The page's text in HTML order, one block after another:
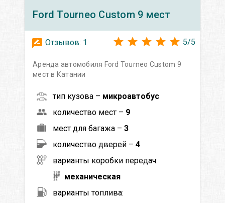
Ford Tourneo Custom 9 мест
Отзывов: 1 5/5
Аренда автомобиля Ford Tourneo Custom 9
мест в Катании
тип кузова – микроавтобус
количество мест – 9
мест для багажа – 3
количество дверей – 4
варианты коробки передач:
механическая
варианты топлива: